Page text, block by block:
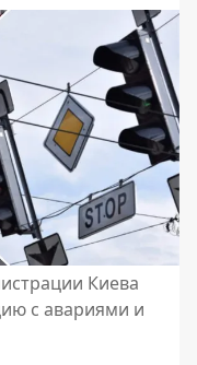
Киева
с авариями и